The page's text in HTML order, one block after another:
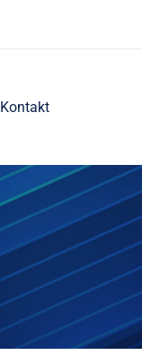
Kontakt